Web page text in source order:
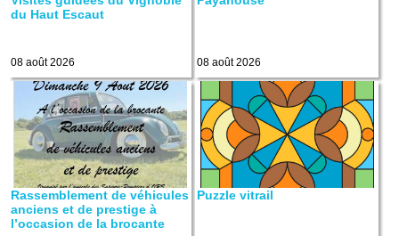
du Haut Escaut
08 août 2026 08 août 2026
Rassemblement de véhicules
anciens et de prestige à
l’occasion de la brocante
Puzzle vitrail